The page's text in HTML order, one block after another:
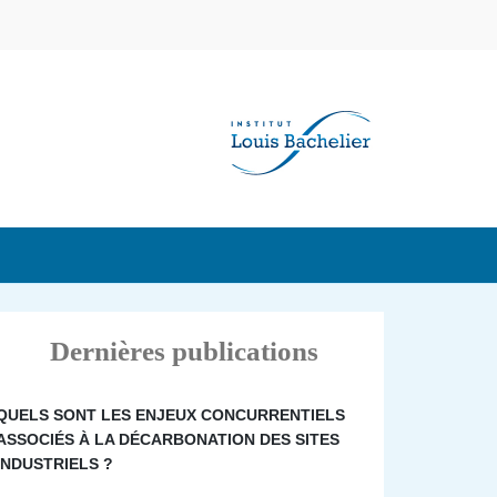
Dernières publications
SONT LES ENJEUX CONCURRENTIELS
À LA DÉCARBONATION DES SITES
?